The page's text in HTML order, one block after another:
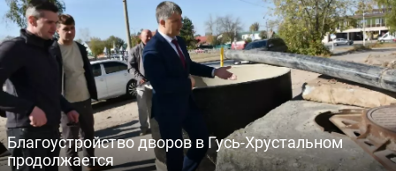
Благоустройство дворов в Гусь-Хрустальном
продолжается